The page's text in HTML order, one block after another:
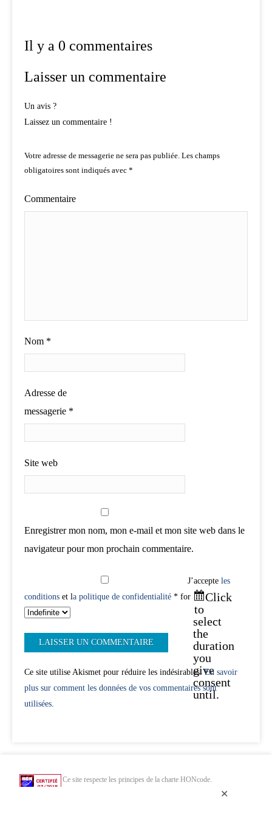
✕
Il y a 0 commentaires
Laisser un commentaire
Un avis ?
Laissez un commentaire !
Votre adresse de messagerie ne sera pas publiée. Les champs
obligatoires sont indiqués avec *
Commentaire
Nom *
Adresse de
messagerie *
Site web
Enregistrer mon nom, mon e-mail et mon site web dans le
navigateur pour mon prochain commentaire.
J’accepte les
conditions et la politique de confidentialité * for
Click
to
select
the
duration
you
give
consent
until.
Ce site utilise Akismet pour réduire les indésirables.En savoir
plus sur comment les données de vos commentaires sont
utilisées
Ce site respecte les principes de la charte HONcode.